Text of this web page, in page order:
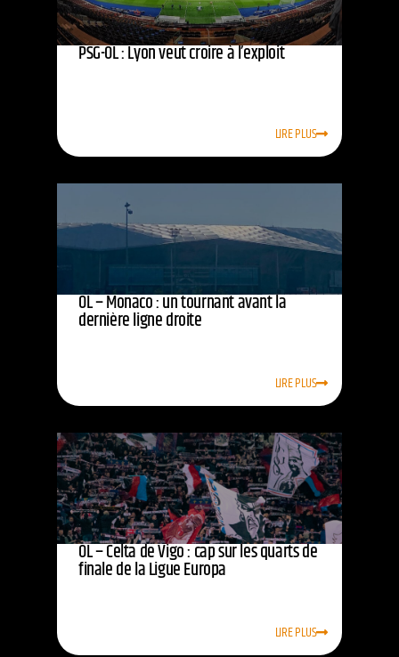
PSG-OL : Lyon veut croire à l’exploit
LIRE PLUS
OL – Monaco : un tournant avant la
dernière ligne droite
LIRE PLUS
OL – Celta de Vigo : cap sur les quarts de
finale de la Ligue Europa
LIRE PLUS